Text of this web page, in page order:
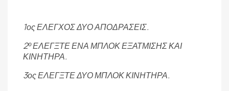
1ος ΕΛΕΓΧΟΣ ΔΥΟ ΑΠΟΔΡΑΣΕΙΣ.
2º ΕΛΕΓΞΤΕ ΕΝΑ ΜΠΛΟΚ ΕΞΑΤΜΙΣΗΣ ΚΑΙ
ΚΙΝΗΤΗΡΑ.
3ος ΕΛΕΓΞΤΕ ΔΥΟ ΜΠΛΟΚ ΚΙΝΗΤΗΡΑ.